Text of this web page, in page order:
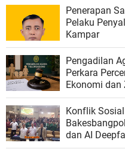
Penerapan
Pelaku
Kampar
Pengadilan
Perkara
Ekonomi
Konflik
dan AI